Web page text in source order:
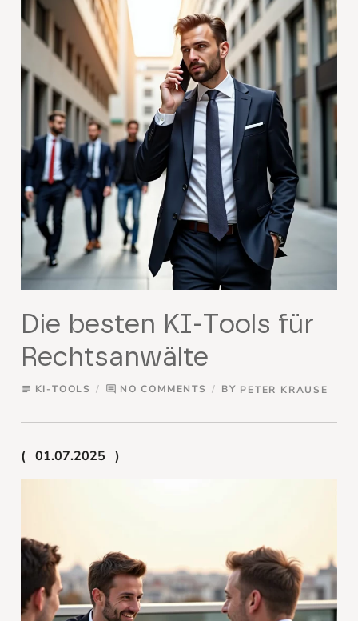
Die besten KI-Tools für
Rechtsanwälte
subject KI-TOOLS comment NO COMMENTS BY PETER KRAUSE
01.07.2025